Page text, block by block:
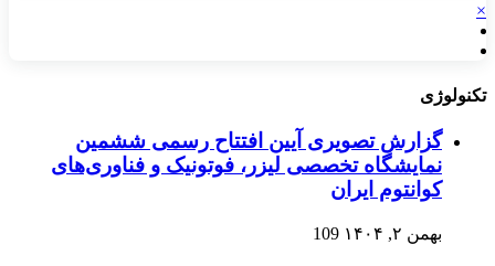
×
تکنولوژی
گزارش تصویری آیین افتتاح رسمی ششمین
نمایشگاه تخصصی لیزر، فوتونیک و فناوری‌های
کوانتوم ایران
بهمن ۲, ۱۴۰۴ 109